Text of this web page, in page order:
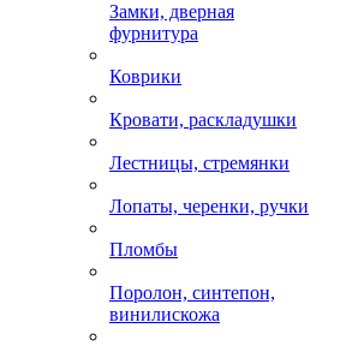
Замки, дверная
фурнитура
Коврики
Кровати, раскладушки
Лестницы, стремянки
Лопаты, черенки, ручки
Пломбы
Поролон, синтепон,
винилискожа